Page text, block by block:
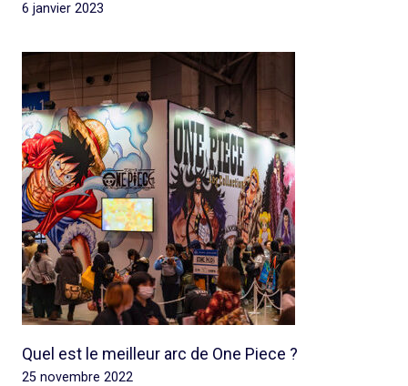
6 janvier 2023
Quel est le meilleur arc de One Piece ?
25 novembre 2022